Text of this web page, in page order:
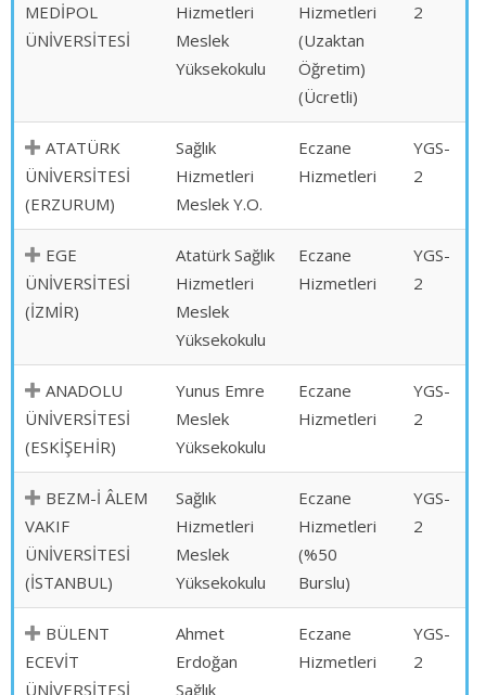
MEDİPOL
ÜNİVERSİTESİ
Hizmetleri
Meslek
Yüksekokulu
Hizmetleri
(Uzaktan
Öğretim)
(Ücretli)
2
ATATÜRK
ÜNİVERSİTESİ
(ERZURUM)
Sağlık
Hizmetleri
Meslek Y.O.
Eczane
Hizmetleri
YGS-
2
EGE
ÜNİVERSİTESİ
(İZMİR)
Atatürk Sağlık
Hizmetleri
Meslek
Yüksekokulu
Eczane
Hizmetleri
YGS-
2
ANADOLU
ÜNİVERSİTESİ
(ESKİŞEHİR)
Yunus Emre
Meslek
Yüksekokulu
Eczane
Hizmetleri
YGS-
2
BEZM-İ ÂLEM
VAKIF
ÜNİVERSİTESİ
(İSTANBUL)
Sağlık
Hizmetleri
Meslek
Yüksekokulu
Eczane
Hizmetleri
(%50
Burslu)
YGS-
2
BÜLENT
ECEVİT
ÜNİVERSİTESİ
Ahmet
Erdoğan
Sağlık
Eczane
Hizmetleri
YGS-
2